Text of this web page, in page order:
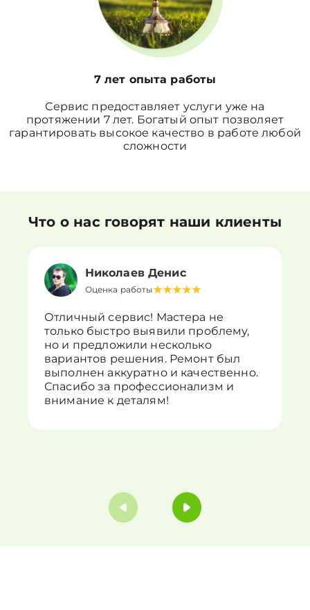
7 лет опыта работы
Сервис предоставляет услуги уже на
протяжении 7 лет. Богатый опыт позволяет
гарантировать высокое качество в работе любой
сложности
Что о нас говорят наши клиенты
Николаев Денис
Оценка работы
Отличный сервис! Мастера не
только быстро выявили проблему,
но и предложили несколько
вариантов решения. Ремонт был
выполнен аккуратно и качественно.
Спасибо за профессионализм и
внимание к деталям!